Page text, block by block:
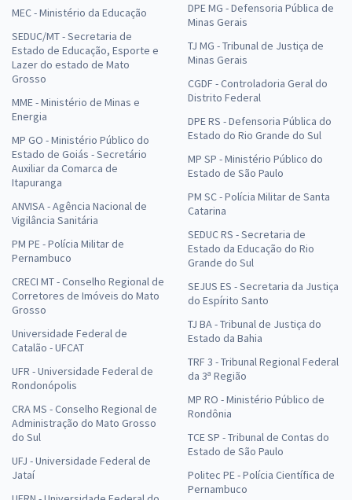
MEC - Ministério da Educação
SEDUC/MT - Secretaria de
Estado de Educação, Esporte e
Lazer do estado de Mato
Grosso
MME - Ministério de Minas e
Energia
MP GO - Ministério Público do
Estado de Goiás - Secretário
Auxiliar da Comarca de
Itapuranga
ANVISA - Agência Nacional de
Vigilância Sanitária
PM PE - Polícia Militar de
Pernambuco
CRECI MT - Conselho Regional de
Corretores de Imóveis do Mato
Grosso
Universidade Federal de
Catalão - UFCAT
UFR - Universidade Federal de
Rondonópolis
CRA MS - Conselho Regional de
Administração do Mato Grosso
do Sul
UFJ - Universidade Federal de
Jataí
DPE MG - Defensoria Pública de
Minas Gerais
TJ MG - Tribunal de Justiça de
Minas Gerais
CGDF - Controladoria Geral do
Distrito Federal
DPE RS - Defensoria Pública do
Estado do Rio Grande do Sul
MP SP - Ministério Público do
Estado de São Paulo
PM SC - Polícia Militar de Santa
Catarina
SEDUC RS - Secretaria de
Estado da Educação do Rio
Grande do Sul
SEJUS ES - Secretaria da Justiça
do Espírito Santo
TJ BA - Tribunal de Justiça do
Estado da Bahia
TRF 3 - Tribunal Regional Federal
da 3ª Região
MP RO - Ministério Público de
Rondônia
TCE SP - Tribunal de Contas do
Estado de São Paulo
Politec PE - Polícia Científica de
Pernambuco